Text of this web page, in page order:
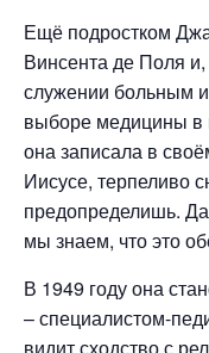
Ещё подростком
Винсента де Поля
служении больным
выборе медицины в
она записала в
Иисусе, терпеливо
предопределишь.
мы знаем, что это
В 1949 году она
– специалистом-
видит сходство с